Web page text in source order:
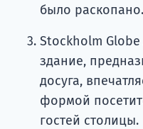
было раскопано.
Stockholm
здание,
досуга,
формой
гостей столицы.